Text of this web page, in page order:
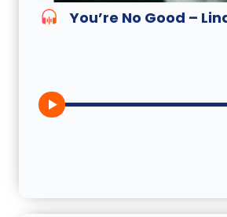
You’re No Good –